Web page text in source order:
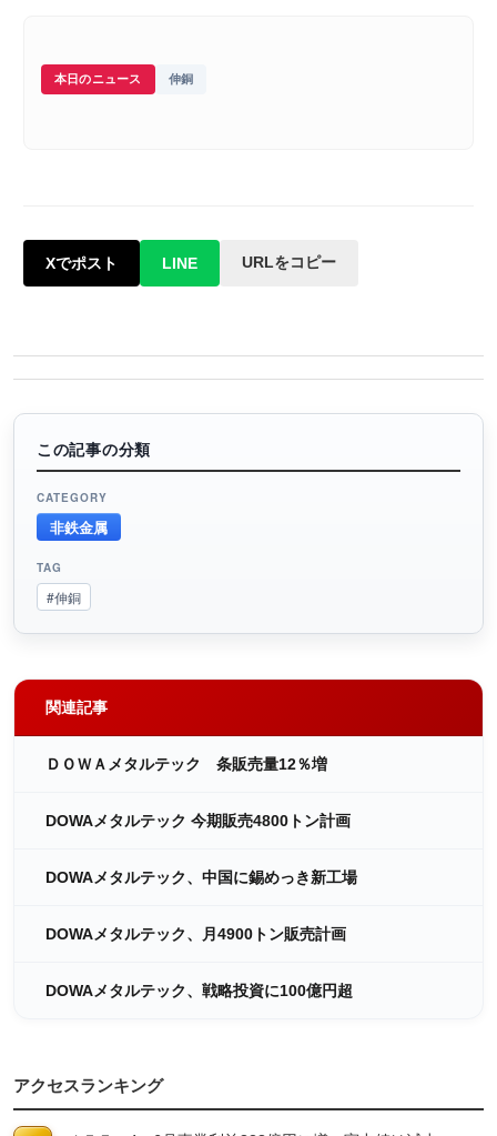
本日のニュース 伸銅
Xでポスト LINE URLをコピー
この記事の分類
CATEGORY
非鉄金属
TAG
#伸銅
関連記事
ＤＯＷＡメタルテック 条販売量12％増
DOWAメタルテック 今期販売4800トン計画
DOWAメタルテック、中国に錫めっき新工場
DOWAメタルテック、月4900トン販売計画
DOWAメタルテック、戦略投資に100億円超
アクセスランキング